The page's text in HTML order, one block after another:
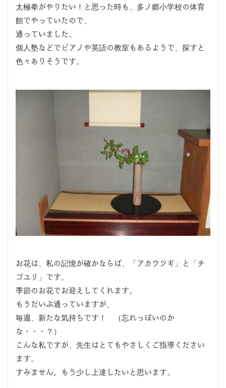
太極拳がやりたい！と思った時も、多ノ郷小学校の体育
館でやっていたので、
通っていました。
個人塾などでピアノや英語の教室もあるようで、探すと
色々ありそうです。
お花は、私の記憶が確かならば、「アカウツギ」と「チ
ゴユリ」です。
季節のお花でお迎えしてくれます。
もうだいぶ通っていますが、
毎週、新たな気持ちです！ （忘れっぽいのか
な・・・？）
こんな私ですが、先生はとてもやさしくご指導ください
ます。
すみません。もう少し上達したいと思います。